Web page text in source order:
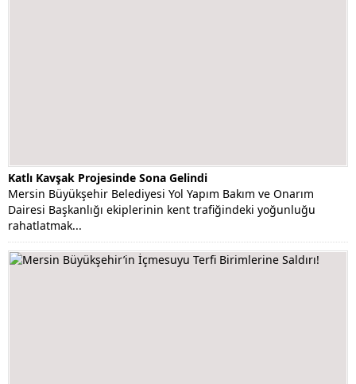
Katlı Kavşak Projesinde Sona Gelindi
Mersin Büyükşehir Belediyesi Yol Yapım Bakım ve Onarım
Dairesi Başkanlığı ekiplerinin kent trafiğindeki yoğunluğu
rahatlatmak...